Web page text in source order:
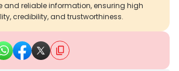
and reliable information, ensuring high
credibility, and trustworthiness.